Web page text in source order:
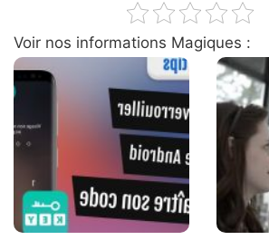
Voir nos informations Magiques :